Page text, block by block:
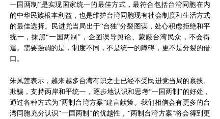
一国两制”是实现国家统一的最佳方式，最符合包括台湾同胞在内
的中华民族根本利益，也是维护台湾同胞现有社会制度和生活方式
的最佳选择。民进党当局出于“台独”分裂图谋，处心积虑拒绝和平
统一，抹黑“一国两制”，企图误导舆论、蒙蔽台湾民众，不会得
逞。需要强调的是，制度不同，不是统一的障碍，更不是分裂的借
口。
朱凤莲表示，越来越多台湾有识之士已经不受民进党当局的裹挟、
欺骗，支持两岸和平统一，逐步地认识和思考“一国两制”的好处，
通过各种方式为“两制台湾方案”建言献策。我们相信会有更多的台
湾同胞充分认识“一国两制”的优越性，“两制台湾方案”将会得到更